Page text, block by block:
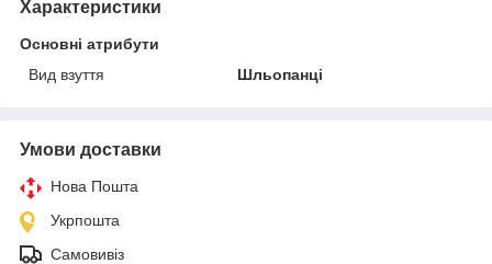
Характеристики
Основні атрибути
Вид взуття
Шльопанці
Умови доставки
Нова Пошта
Укрпошта
Самовивіз